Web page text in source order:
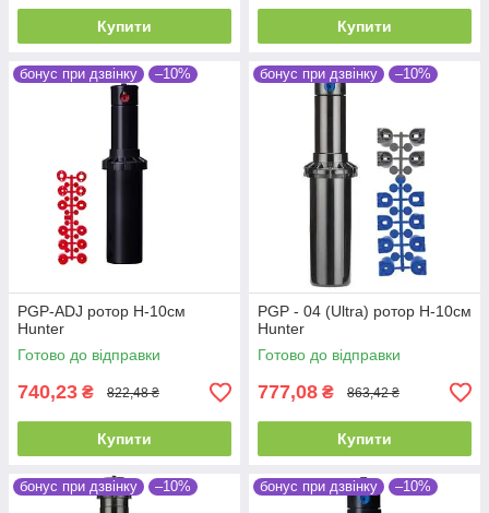
Купити Купити
бонус при дзвінку –10%
PGP-ADJ ротор H-10см
Hunter
Готово до відправки
740,23 ₴ 822,48 ₴
Купити
бонус при дзвінку –10%
PGP - 04 (Ultra) ротор H-10см
Hunter
Готово до відправки
777,08 ₴ 863,42 ₴
Купити
бонус при дзвінку –10% бонус при дзвінку –10%